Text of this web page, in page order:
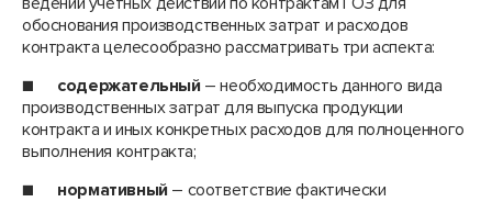
обоснования производственных затрат и расходов
контракта целесообразно рассматривать три аспекта:
■ содержательный – необходимость данного вида
производственных затрат для выпуска продукции
контракта и иных конкретных расходов для полноценного
выполнения контракта;
■ нормативный – соответствие фактически